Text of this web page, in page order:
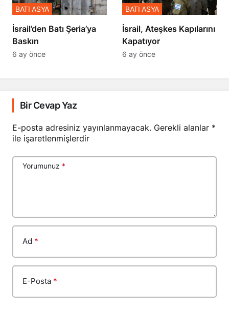
​​​​​​​İsrail’den Batı Şeria’ya
Baskın
BATI ASYA
6 ay önce
İsrail, Ateşkes Kapılarını
Kapatıyor
BATI ASYA
6 ay önce
Bir Cevap Yaz
E-posta adresiniz yayınlanmayacak. Gerekli alanlar *
ile işaretlenmişlerdir
Yorumunuz *
Ad *
E-Posta *